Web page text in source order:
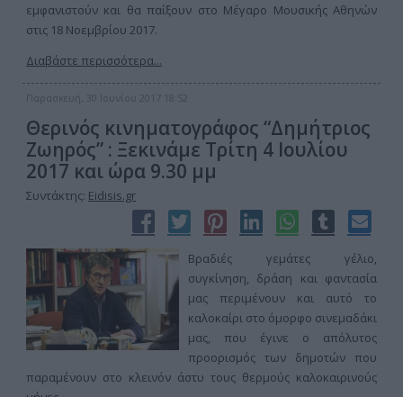
εμφανιστούν και θα παίξουν στο Μέγαρο Μουσικής Αθηνών
στις 18 Νοεμβρίου 2017.
Διαβάστε περισσότερα...
Παρασκευή, 30 Ιουνίου 2017 18:52
Θερινός κινηματογράφος “Δημήτριος
Ζωηρός” : Ξεκινάμε Τρίτη 4 Ιουλίου
2017 και ώρα 9.30 μμ
Συντάκτης: Eidisis.gr
Βραδιές γεμάτες γέλιο,
συγκίνηση, δράση και φαντασία
μας περιμένουν και αυτό το
καλοκαίρι στο όμορφο σινεμαδάκι
μας, που έγινε ο απόλυτος
προορισμός των δημοτών που
παραμένουν στο κλεινόν άστυ τους θερμούς καλοκαιρινούς